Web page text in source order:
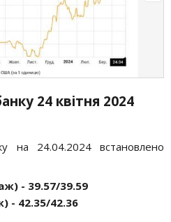
24 квітня 2024
на 24.04.2024 встановлено
- 39.57/39.59
- 42.35/42.36